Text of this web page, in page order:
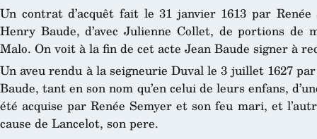
Un contrat d’acquêt fait le 31 janvier 1613 par
Henry Baude, d’avec Julienne Collet, de portions de
Malo. On voit à la fin de cet acte Jean Baude signer à
Un aveu rendu à la seigneurie Duval le 3 juillet 1627
Baude, tant en son nom qu’en celui de leurs enfans,
été acquise par Renée Semyer et son feu mari, et
cause de Lancelot, son pere.